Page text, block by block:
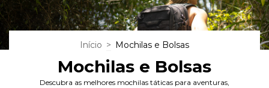
Início > Mochilas e Bolsas
Mochilas e Bolsas
Descubra as melhores mochilas táticas para aventuras,